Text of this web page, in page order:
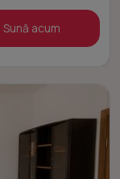
Sună acum